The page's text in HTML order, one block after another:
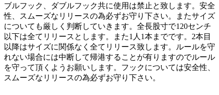
ブルフック、ダブルフック共に使用は禁止と致します。安全
性、スムーズなリリースの為必ずお守り下さい。またサイズ
についても厳しく判断していきます。全長股寸で120センチ
以下は全てリリースとします。また1人1本までです。2本目
以降はサイズに関係なく全てリリース致します。ルールを守
れない場合には中断して帰港することが有りますのでルール
を守って頂くようお願いします。フックについては安全性、
スムーズなリリースの為必ずお守り下さい。